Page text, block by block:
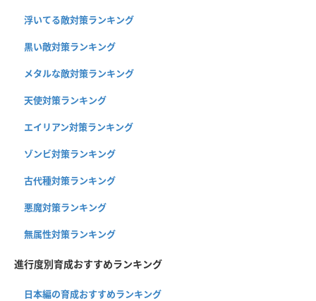
浮いてる敵対策ランキング
黒い敵対策ランキング
メタルな敵対策ランキング
天使対策ランキング
エイリアン対策ランキング
ゾンビ対策ランキング
古代種対策ランキング
悪魔対策ランキング
無属性対策ランキング
進行度別育成おすすめランキング
日本編の育成おすすめランキング